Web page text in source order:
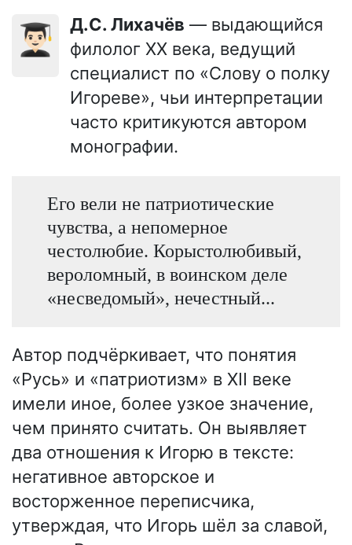
👨🏻‍🎓 Д.С. Лихачёв — выдающийся
филолог XX века, ведущий
специалист по «Слову о полку
Игореве», чьи интерпретации
часто критикуются автором
монографии.
Его вели не патриотические
чувства, а непомерное
честолюбие. Корыстолюбивый,
вероломный, в воинском деле
«несведомый», нечестный...
Автор подчёркивает, что понятия
«Русь» и «патриотизм» в XII веке
имели иное, более узкое значение,
чем принято считать. Он выявляет
два отношения к Игорю в тексте:
негативное авторское и
восторженное переписчика,
утверждая, что Игорь шёл за славой,